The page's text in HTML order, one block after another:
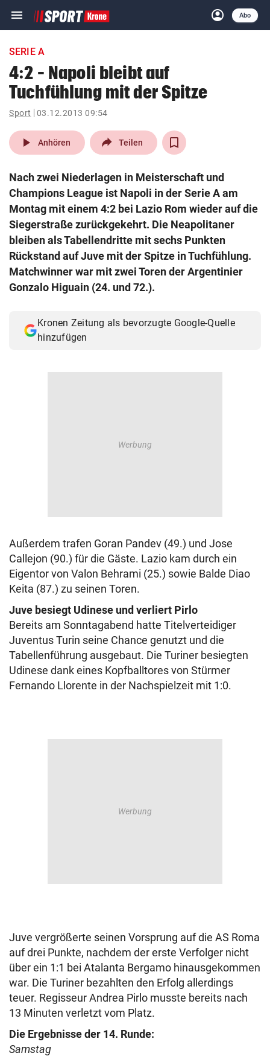
menu Navigation
ein-/ausklappen
account_circle
Anmelden
Abo
close Schließen
account_circle Anmelden
arrow_right
pin_drop
Wien arrow_right
search
Suchbegriff
eingeben
© Krone Multimedia GmbH & Co KG 2026
Muthgasse 2, 1190 Wien
SERIE A
4:2 – Napoli bleibt auf
Tuchfühlung mit der Spitze
Sport 03.12.2013 09:54
play_arrow Anhören Teilen
Nach zwei Niederlagen in Meisterschaft und
Champions League ist Napoli in der Serie A am
Montag mit einem 4:2 bei Lazio Rom wieder auf die
Siegerstraße zurückgekehrt. Die Neapolitaner
bleiben als Tabellendritte mit sechs Punkten
Rückstand auf Juve mit der Spitze in Tuchfühlung.
Matchwinner war mit zwei Toren der Argentinier
Gonzalo Higuain (24. und 72.).
Kronen Zeitung als bevorzugte Google-Quelle
hinzufügen
Außerdem trafen Goran Pandev (49.) und Jose
Callejon (90.) für die Gäste. Lazio kam durch ein
Eigentor von Valon Behrami (25.) sowie Balde Diao
Keita (87.) zu seinen Toren.
Juve besiegt Udinese und verliert Pirlo
Bereits am Sonntagabend hatte Titelverteidiger
Juventus Turin seine Chance genutzt und die
Tabellenführung ausgebaut. Die Turiner besiegten
Udinese dank eines Kopfballtores von Stürmer
Fernando Llorente in der Nachspielzeit mit 1:0.
Juve vergrößerte seinen Vorsprung auf die AS Roma
auf drei Punkte, nachdem der erste Verfolger nicht
über ein 1:1 bei Atalanta Bergamo hinausgekommen
war. Die Turiner bezahlten den Erfolg allerdings
teuer. Regisseur Andrea Pirlo musste bereits nach
13 Minuten verletzt vom Platz.
Die Ergebnisse der 14. Runde:
Samstag